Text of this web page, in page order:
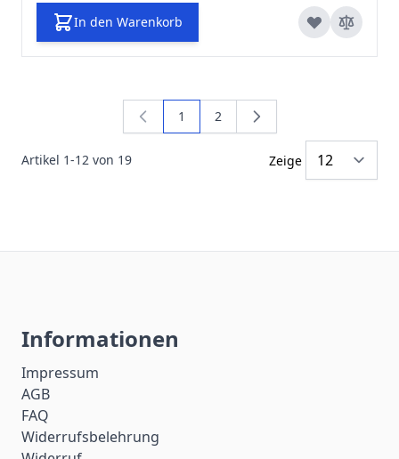
In den Warenkorb
Artikel 1-12 von 19
Sie lesen gerade die Seite
1 Seite
2
Zeige
Informationen
Impressum
AGB
FAQ
Widerrufsbelehrung